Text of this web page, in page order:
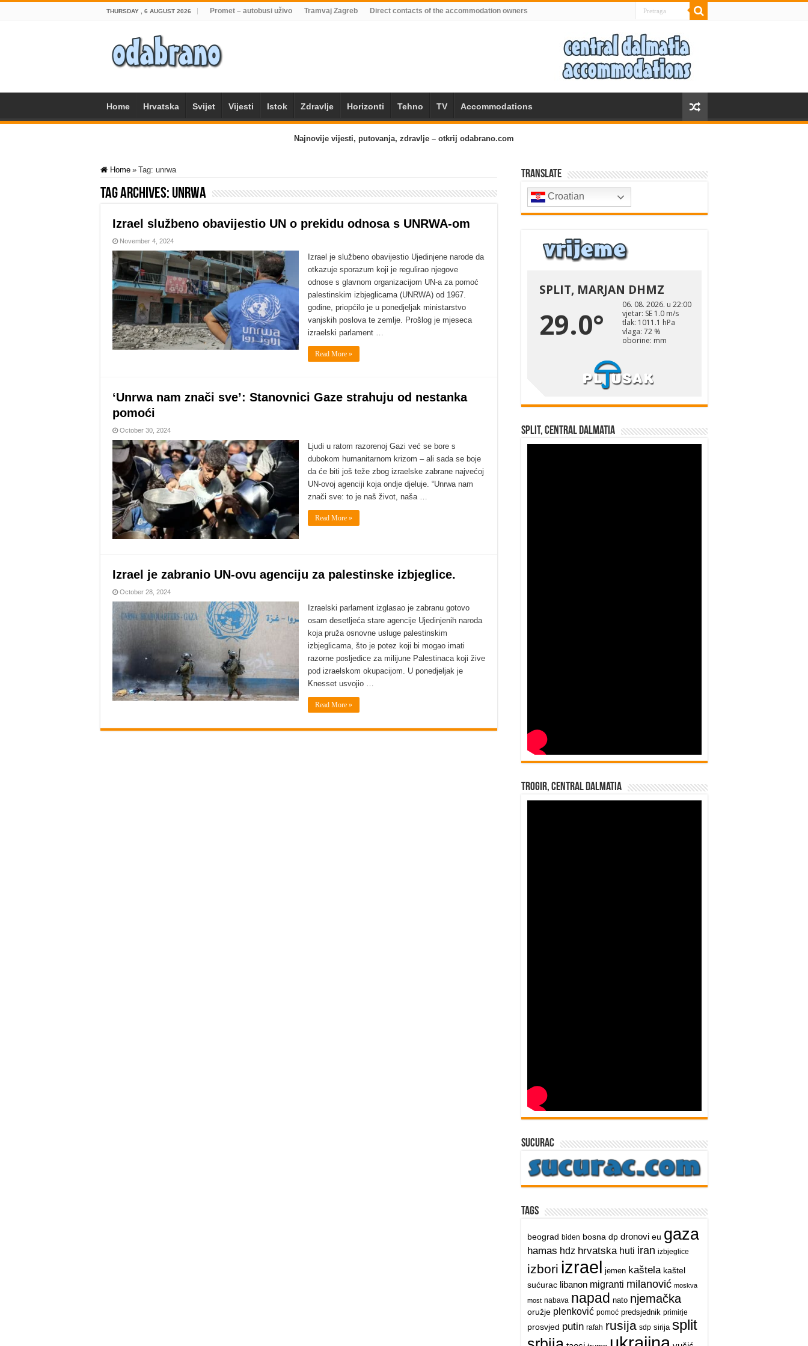
THURSDAY , 6 AUGUST 2026 Promet – autobusi uživo Tramvaj Zagreb Direct contacts of the accommodation owners
Home Hrvatska Svijet Vijesti Istok Zdravlje Horizonti Tehno TV Accommodations
Najnovije vijesti, putovanja, zdravlje – otkrij odabrano.com
Home » Tag: unrwa
Tag Archives: unrwa
Izrael službeno obavijestio UN o prekidu odnosa s UNRWA-om
November 4, 2024
Izrael je službeno obavijestio Ujedinjene narode da
otkazuje sporazum koji je regulirao njegove
odnose s glavnom organizacijom UN-a za pomoć
palestinskim izbjeglicama (UNRWA) od 1967.
godine, priopćilo je u ponedjeljak ministarstvo
vanjskih poslova te zemlje. Prošlog je mjeseca
izraelski parlament …
Read More »
‘Unrwa nam znači sve’: Stanovnici Gaze strahuju od nestanka
pomoći
October 30, 2024
Ljudi u ratom razorenoj Gazi već se bore s
dubokom humanitarnom krizom – ali sada se boje
da će biti još teže zbog izraelske zabrane najvećoj
UN-ovoj agenciji koja ondje djeluje. “Unrwa nam
znači sve: to je naš život, naša …
Read More »
Izrael je zabranio UN-ovu agenciju za palestinske izbjeglice.
October 28, 2024
Izraelski parlament izglasao je zabranu gotovo
osam desetljeća stare agencije Ujedinjenih naroda
koja pruža osnovne usluge palestinskim
izbjeglicama, što je potez koji bi mogao imati
razorne posljedice za milijune Palestinaca koji žive
pod izraelskom okupacijom. U ponedjeljak je
Knesset usvojio …
Read More »
Translate
Croatian
Split, Central Dalmatia
Trogir, Central Dalmatia
sucurac
Tags
beograd biden bosna dp dronovi eu gaza
hamas hdz hrvatska huti iran izbjeglice
izbori izrael jemen kaštela kaštel
sućurac libanon migranti milanović moskva
most nabava napad nato njemačka
oružje plenković pomoć predsjednik primirje
prosvjed putin rafah rusija sdp sirija split